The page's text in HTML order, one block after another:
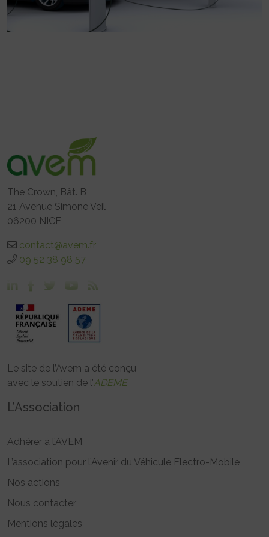
The Crown, Bât. B
21 Avenue Simone Veil
06200 NICE
contact@avem.fr
09 52 38 98 57
Le site de l’Avem a été conçu
avec le soutien de l’ADEME
L’Association
Adhérer à l’AVEM
L’association pour l’Avenir du Véhicule Electro-Mobile
Nos actions
Nous contacter
Mentions légales